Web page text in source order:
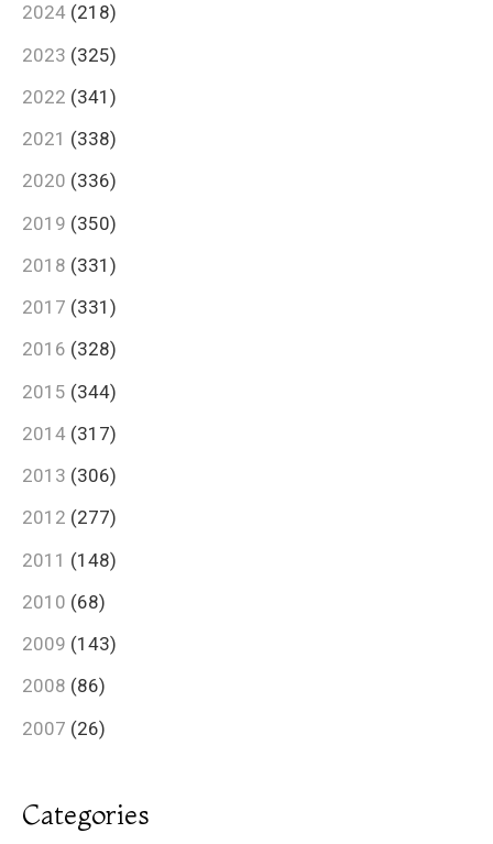
2024 (218)
2023 (325)
2022 (341)
2021 (338)
2020 (336)
2019 (350)
2018 (331)
2017 (331)
2016 (328)
2015 (344)
2014 (317)
2013 (306)
2012 (277)
2011 (148)
2010 (68)
2009 (143)
2008 (86)
2007 (26)
Categories